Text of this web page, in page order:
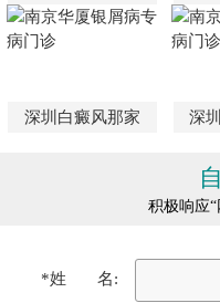
深圳白癜风那家 深
积极响应
*姓 名: